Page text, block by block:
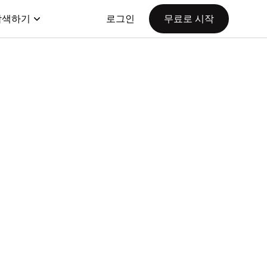
하기 로그인 무료로 시작